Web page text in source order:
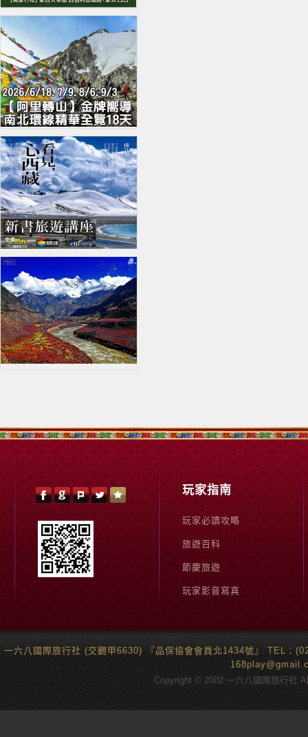
玩家指南
玩家必讀攻略
旅遊百科
節慶旅遊
玩家影音寫真
一六八國際旅行社 (交觀甲6630) 『品保協會會員北1434號』 TEL：
Copyright © 2002 一六八國際旅行社